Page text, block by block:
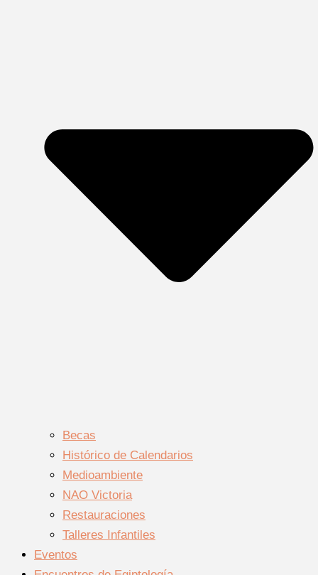
Becas
Histórico de Calendarios
Medioambiente
NAO Victoria
Restauraciones
Talleres Infantiles
Eventos